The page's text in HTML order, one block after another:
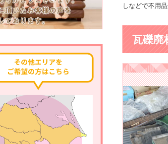
しなどで不用
瓦礫廃